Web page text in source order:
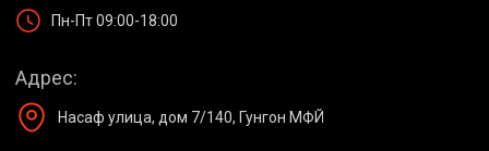
Пн-Пт 09:00-18:00
Адрес:
Насаф улица, дом 7/140, Гунгон МФЙ